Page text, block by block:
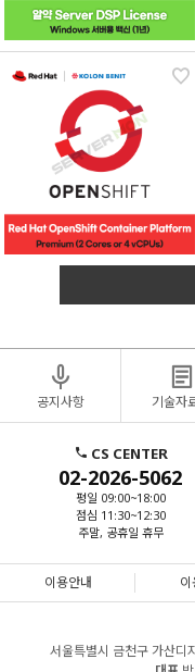
공지사항 기술자
CS CENTER
02-2026-5062
평일 09:00~18:00
점심 11:30~12:30
주말, 공휴일 휴무
이용안내
서울특별시 금천구 가산